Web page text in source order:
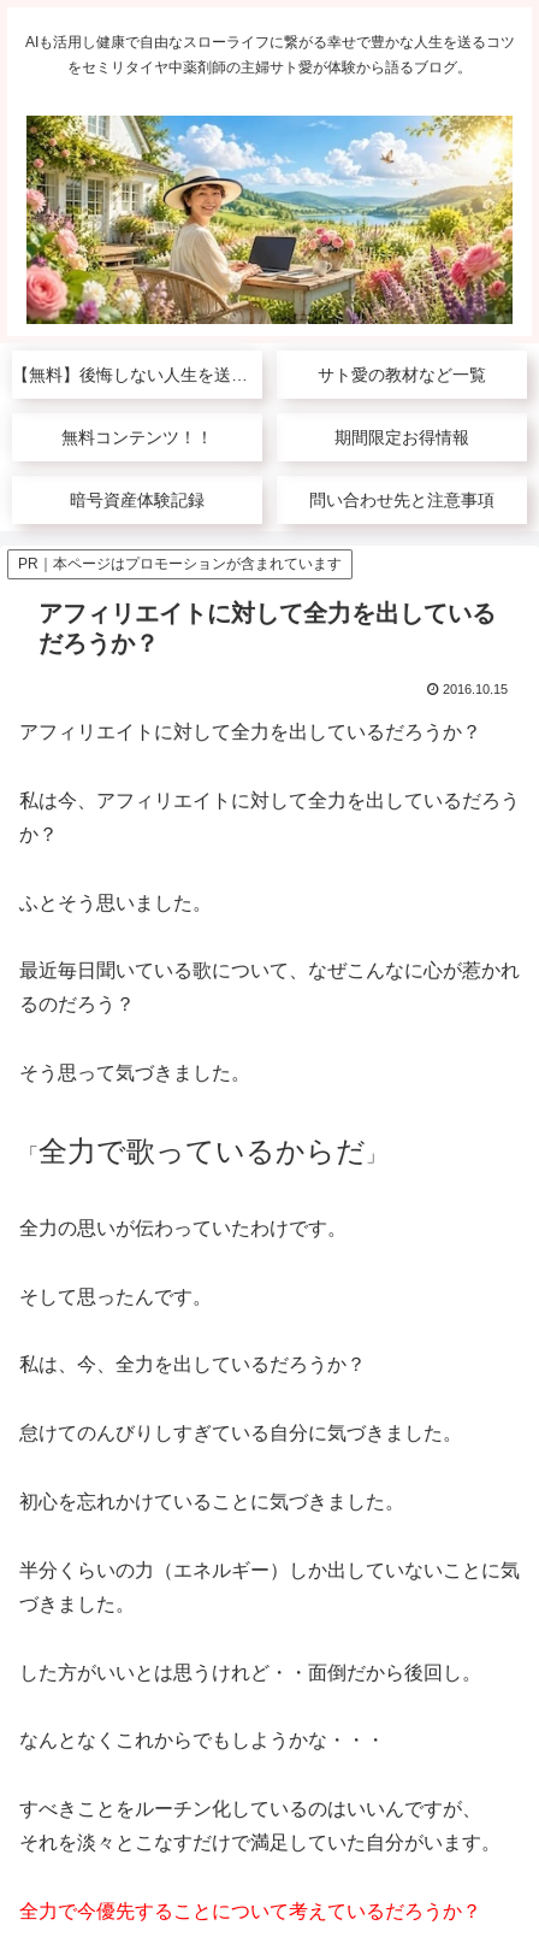
AIも活用し健康で自由なスローライフに繋がる幸せで豊かな人生を送るコツ
をセミリタイヤ中薬剤師の主婦サト愛が体験から語るブログ。
サト愛の教材など一覧
無料コンテンツ！！ 期間限定お得情報
暗号資産体験記録 問い合わせ先と注意事項
PR｜本ページはプロモーションが含まれています
アフィリエイトに対して全力を出している
だろうか？
2016.10.15
アフィリエイトに対して全力を出しているだろうか？
私は今、アフィリエイトに対して全力を出しているだろう
か？
ふとそう思いました。
最近毎日聞いている歌について、なぜこんなに心が惹かれ
るのだろう？
そう思って気づきました。
「 全力で歌っているからだ 」
全力の思いが伝わっていたわけです。
そして思ったんです。
私は、今、全力を出しているだろうか？
怠けてのんびりしすぎている自分に気づきました。
初心を忘れかけていることに気づきました。
半分くらいの力（エネルギー）しか出していないことに気
づきました。
した方がいいとは思うけれど・・面倒だから後回し。
なんとなくこれからでもしようかな・・・
すべきことをルーチン化しているのはいいんですが、
それを淡々とこなすだけで満足していた自分がいます。
全力で今優先することについて考えているだろうか？